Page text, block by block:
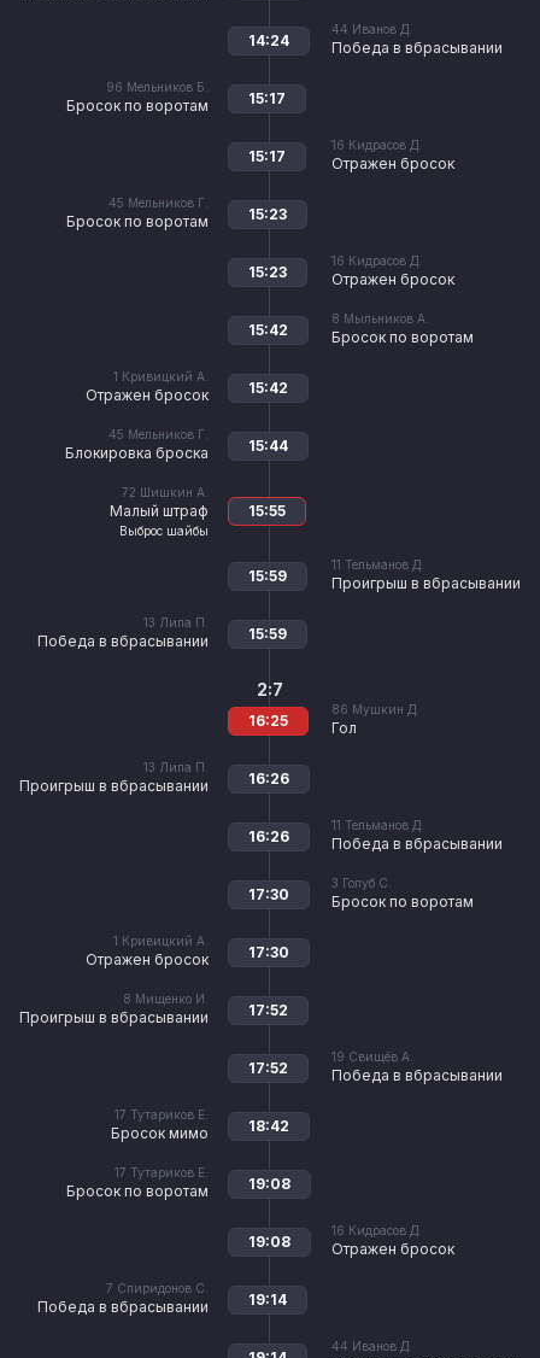
44 Иванов Д.
Победа в вбрасывании
14:24
96 Мельников Б.
Бросок по воротам 15:17
16 Кидрасов Д.
Отражен бросок
15:17
45 Мельников Г.
Бросок по воротам 15:23
16 Кидрасов Д.
Отражен бросок
15:23
8 Мыльников А.
Бросок по воротам
15:42
1 Кривицкий А.
Отражен бросок 15:42
45 Мельников Г.
Блокировка броска 15:44
72 Шишкин А.
Малый штраф
Выброс шайбы
15:55
11 Тельманов Д.
Проигрыш в вбрасывании
15:59
13 Липа П.
Победа в вбрасывании 15:59
86 Мушкин Д.
Гол
2:7
16:25
13 Липа П.
Проигрыш в вбрасывании 16:26
11 Тельманов Д.
Победа в вбрасывании
16:26
3 Голуб С.
Бросок по воротам
17:30
1 Кривицкий А.
Отражен бросок 17:30
8 Мищенко И.
Проигрыш в вбрасывании 17:52
19 Свищёв А.
Победа в вбрасывании
17:52
17 Тутариков Е.
Бросок мимо 18:42
17 Тутариков Е.
Бросок по воротам 19:08
16 Кидрасов Д.
Отражен бросок
19:08
7 Спиридонов С.
Победа в вбрасывании 19:14
44 Иванов Д.